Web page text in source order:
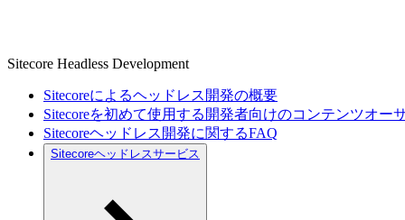
Sitecore Headless Development
Sitecoreによるヘッドレス開発の概要
Sitecoreを初めて使用する開発者向けのコンテンツオー
Sitecoreヘッドレス開発に関するFAQ
Sitecoreヘッドレスサービス